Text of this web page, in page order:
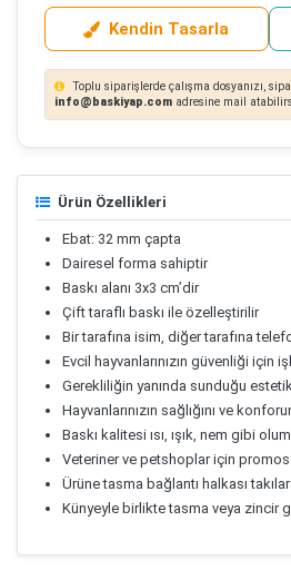
Kendin Tasarla
Toplu siparişlerde çalışma dosyanızı,
info@baskiyap.com adresine mail
Ürün Özellikleri
Ebat: 32 mm çapta
Dairesel forma sahiptir
Baskı alanı 3x3 cm’dir
Çift taraflı baskı ile özelleştirilir
Bir tarafına isim, diğer tarafına
Evcil hayvanlarınızın güvenliği için
Gerekliliğin yanında sunduğu
Hayvanlarınızın sağlığını ve
Baskı kalitesi ısı, ışık, nem gibi
Veteriner ve petshoplar için
Ürüne tasma bağlantı halkası
Künyeyle birlikte tasma veya zincir